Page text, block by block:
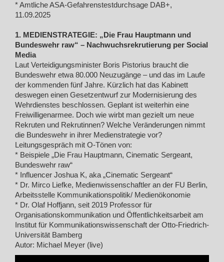
* Amtliche ASA-Gefahrenstestdurchsage DAB+,
11.09.2025
1. MEDIENSTRATEGIE: „Die Frau Hauptmann und
Bundeswehr raw“ – Nachwuchsrekrutierung per Social
Media
Laut Verteidigungsminister Boris Pistorius braucht die
Bundeswehr etwa 80.000 Neuzugänge – und das im Laufe
der kommenden fünf Jahre. Kürzlich hat das Kabinett
deswegen einen Gesetzentwurf zur Modernisierung des
Wehrdienstes beschlossen. Geplant ist weiterhin eine
Freiwilligenarmee. Doch wie wirbt man gezielt um neue
Rekruten und Rekrutinnen? Welche Veränderungen nimmt
die Bundeswehr in ihrer Medienstrategie vor?
Leitungsgespräch mit O-Tönen von:
* Beispiele „Die Frau Hauptmann, Cinematic Sergeant,
Bundeswehr raw“
* Influencer Joshua K, aka „Cinematic Sergeant“
* Dr. Mirco Liefke, Medienwissenschaftler an der FU Berlin,
Arbeitsstelle Kommunikationspolitik/ Medienökonomie
* Dr. Olaf Hoffjann, seit 2019 Professor für
Organisationskommunikation und Öffentlichkeitsarbeit am
Institut für Kommunikationswissenschaft der Otto-Friedrich-
Universität Bamberg
Autor: Michael Meyer (live)